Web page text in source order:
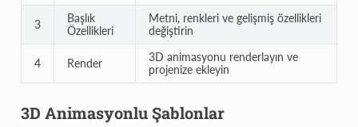
3
Başlık
Özellikleri
Metni, renkleri ve gelişmiş özellikleri
değiştirin
4 Render
3D animasyonu renderlayın ve
projenize ekleyin
3D Animasyonlu Şablonlar